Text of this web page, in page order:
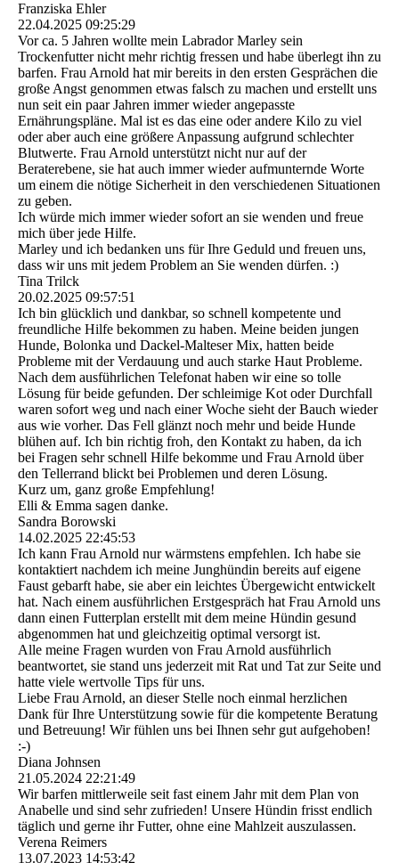
Franziska Ehler
22.04.2025 09:25:29
Vor ca. 5 Jahren wollte mein Labrador Marley sein
Trockenfutter nicht mehr richtig fressen und habe überlegt ihn zu
barfen. Frau Arnold hat mir bereits in den ersten Gesprächen die
große Angst genommen etwas falsch zu machen und erstellt uns
nun seit ein paar Jahren immer wieder angepasste
Ernährungspläne. Mal ist es das eine oder andere Kilo zu viel
oder aber auch eine größere Anpassung aufgrund schlechter
Blutwerte. Frau Arnold unterstützt nicht nur auf der
Beraterebene, sie hat auch immer wieder aufmunternde Worte
um einem die nötige Sicherheit in den verschiedenen Situationen
zu geben.
Ich würde mich immer wieder sofort an sie wenden und freue
mich über jede Hilfe.
Marley und ich bedanken uns für Ihre Geduld und freuen uns,
dass wir uns mit jedem Problem an Sie wenden dürfen. :)
Tina Trilck
20.02.2025 09:57:51
Ich bin glücklich und dankbar, so schnell kompetente und
freundliche Hilfe bekommen zu haben. Meine beiden jungen
Hunde, Bolonka und Dackel-Malteser Mix, hatten beide
Probleme mit der Verdauung und auch starke Haut Probleme.
Nach dem ausführlichen Telefonat haben wir eine so tolle
Lösung für beide gefunden. Der schleimige Kot oder Durchfall
waren sofort weg und nach einer Woche sieht der Bauch wieder
aus wie vorher. Das Fell glänzt noch mehr und beide Hunde
blühen auf. Ich bin richtig froh, den Kontakt zu haben, da ich
bei Fragen sehr schnell Hilfe bekomme und Frau Arnold über
den Tellerrand blickt bei Problemen und deren Lösung.
Kurz um, ganz große Empfehlung!
Elli & Emma sagen danke.
Sandra Borowski
14.02.2025 22:45:53
Ich kann Frau Arnold nur wärmstens empfehlen. Ich habe sie
kontaktiert nachdem ich meine Junghündin bereits auf eigene
Faust gebarft habe, sie aber ein leichtes Übergewicht entwickelt
hat. Nach einem ausführlichen Erstgespräch hat Frau Arnold uns
dann einen Futterplan erstellt mit dem meine Hündin gesund
abgenommen hat und gleichzeitig optimal versorgt ist.
Alle meine Fragen wurden von Frau Arnold ausführlich
beantwortet, sie stand uns jederzeit mit Rat und Tat zur Seite und
hatte viele wertvolle Tips für uns.
Liebe Frau Arnold, an dieser Stelle noch einmal herzlichen
Dank für Ihre Unterstützung sowie für die kompetente Beratung
und Betreuung! Wir fühlen uns bei Ihnen sehr gut aufgehoben!
:-)
Diana Johnsen
21.05.2024 22:21:49
Wir barfen mittlerweile seit fast einem Jahr mit dem Plan von
Anabelle und sind sehr zufrieden! Unsere Hündin frisst endlich
täglich und gerne ihr Futter, ohne eine Mahlzeit auszulassen.
Verena Reimers
13.07.2023 14:53:42